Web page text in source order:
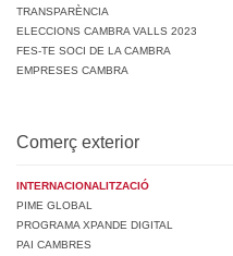
TRANSPARÈNCIA
ELECCIONS CAMBRA VALLS 2023
FES-TE SOCI DE LA CAMBRA
EMPRESES CAMBRA
Comerç exterior
INTERNACIONALITZACIÓ
PIME GLOBAL
PROGRAMA XPANDE DIGITAL
PAI CAMBRES